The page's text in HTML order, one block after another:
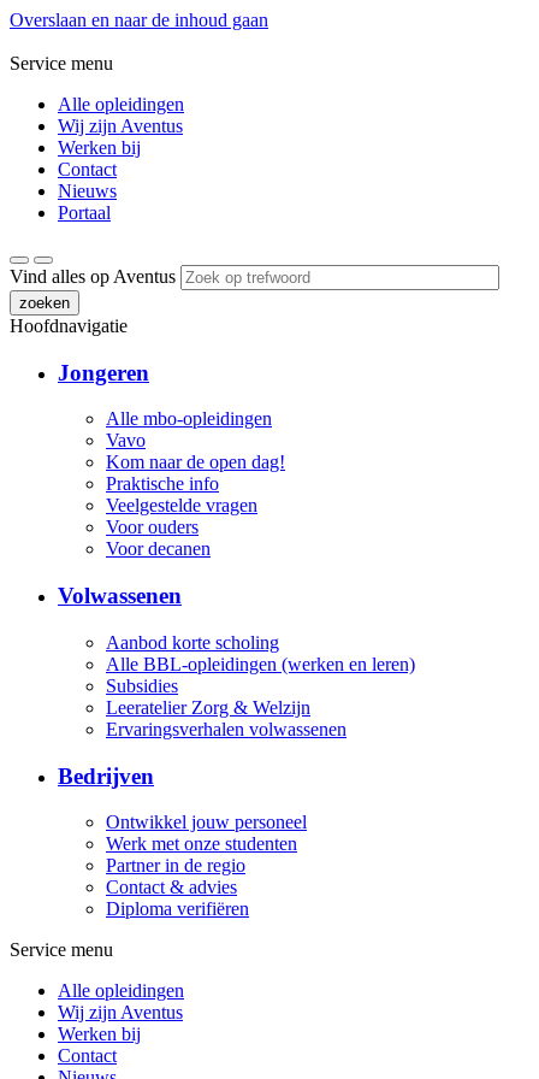
Overslaan en naar de inhoud gaan
Service menu
Alle opleidingen
Wij zijn Aventus
Werken bij
Contact
Nieuws
Portaal
Vind alles op Aventus
zoeken
Hoofdnavigatie
Jongeren
Alle mbo-opleidingen
Vavo
Kom naar de open dag!
Praktische info
Veelgestelde vragen
Voor ouders
Voor decanen
Volwassenen
Aanbod korte scholing
Alle BBL-opleidingen (werken en leren)
Subsidies
Leeratelier Zorg & Welzijn
Ervaringsverhalen volwassenen
Bedrijven
Ontwikkel jouw personeel
Werk met onze studenten
Partner in de regio
Contact & advies
Diploma verifiëren
Service menu
Alle opleidingen
Wij zijn Aventus
Werken bij
Contact